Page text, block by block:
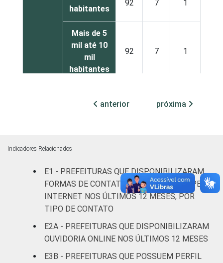
habitantes
92 7 1
Mais de 5
mil até 10
mil
habitantes
92 7 1
mil até 20
6
Mais de 20
mil até 50
habitantes
94 6 0
Mais de 50
mil até
100 mil
97 3 1
anterior próxima
Indicadores Relacionados
E1 - PREFEITURAS QUE DISPONIBILIZARAM
FORMAS DE CONTATO COM O CIDADÃO PELA
INTERNET NOS ÚLTIMOS 12 MESES, POR
TIPO DE CONTATO
E2A - PREFEITURAS QUE DISPONIBILIZARAM
OUVIDORIA ONLINE NOS ÚLTIMOS 12 MESES
E3B - PREFEITURAS QUE POSSUEM PERFIL